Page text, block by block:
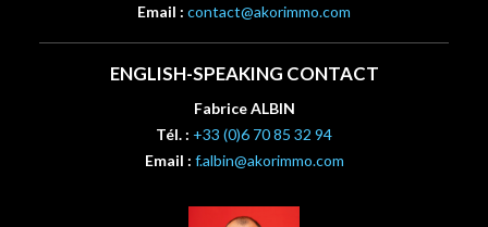
Email : contact@akorimmo.com
ENGLISH-SPEAKING CONTACT
Fabrice ALBIN
Tél. : +33 (0)6 70 85 32 94
Email : f.albin@akorimmo.com